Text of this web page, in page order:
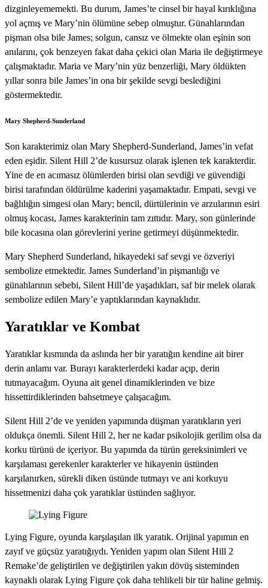
dizginleyememekti. Bu durum, James’te cinsel bir hayal kırıklığına
yol açmış ve Mary’nin ölümüne sebep olmuştur. Günahlarından
pişman olsa bile James; solgun, cansız ve ölmekte olan eşinin son
anılarını, çok benzeyen fakat daha çekici olan Maria ile değiştirmeye
çalışmaktadır. Maria ve Mary’nin yüz benzerliği, Mary öldükten
yıllar sonra bile James’in ona bir şekilde sevgi beslediğini
göstermektedir.
Mary Shepherd-Sunderland
Son karakterimiz olan Mary Shepherd-Sunderland, James’in vefat
eden eşidir. Silent Hill 2’de kusursuz olarak işlenen tek karakterdir.
Yine de en acımasız ölümlerden birisi olan sevdiği ve güvendiği
birisi tarafından öldürülme kaderini yaşamaktadır. Empati, sevgi ve
bağlılığın simgesi olan Mary; bencil, dürtülerinin ve arzularının esiri
olmuş kocası, James karakterinin tam zıttıdır. Mary, son günlerinde
bile kocasına olan görevlerini yerine getirmeyi düşünmektedir.
Mary Shepherd Sunderland, hikayedeki saf sevgi ve özveriyi
sembolize etmektedir. James Sunderland’in pişmanlığı ve
günahlarının sebebi, Silent Hill’de yaşadıkları, saf bir melek olarak
sembolize edilen Mary’e yaptıklarından kaynaklıdır.
Yaratıklar ve Kombat
Yaratıklar kısmında da aslında her bir yaratığın kendine ait birer
derin anlamı var. Burayı karakterlerdeki kadar açıp, derin
tutmayacağım. Oyuna ait genel dinamiklerinden ve bize
hissettirdiklerinden bahsetmeye çalışacağım.
Silent Hill 2’de ve yeniden yapımında düşman yaratıkların yeri
oldukça önemli. Silent Hill 2, her ne kadar psikolojik gerilim olsa da
korku türünü de içeriyor. Bu yapımda da türün gereksinimleri ve
karşılaması gerekenler karakterler ve hikayenin üstünden
karşılanırken, sürekli diken üstünde tutmayı ve ani korkuyu
hissetmenizi daha çok yaratıklar üstünden sağlıyor.
Lying Figure, oyunda karşılaşılan ilk yaratık. Orijinal yapımın en
zayıf ve güçsüz yaratığıydı. Yeniden yapım olan Silent Hill 2
Remake’de geliştirilen ve değiştirilen yakın dövüş sisteminden
kaynaklı olarak Lying Figure çok daha tehlikeli bir tür haline gelmiş.